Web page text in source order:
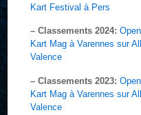
Kart Festival à Pers
– Classements 2024:
Kart Mag à Varennes sur
Valence
– Classements 2023:
Kart Mag à Varennes sur
Valence